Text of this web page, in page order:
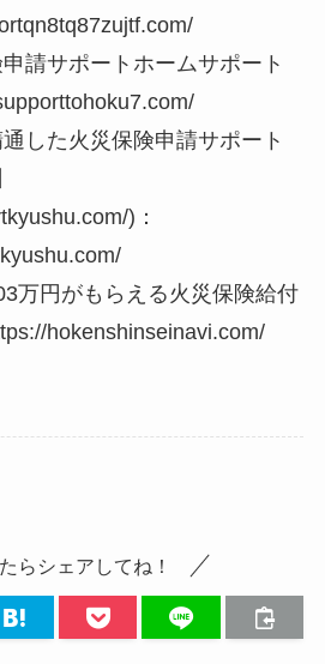
請サポートホームサポート
した火災保険申請サポート
)：
万円がもらえる火災保険給付
hokenshinseinavi.com/
らシェアしてね！